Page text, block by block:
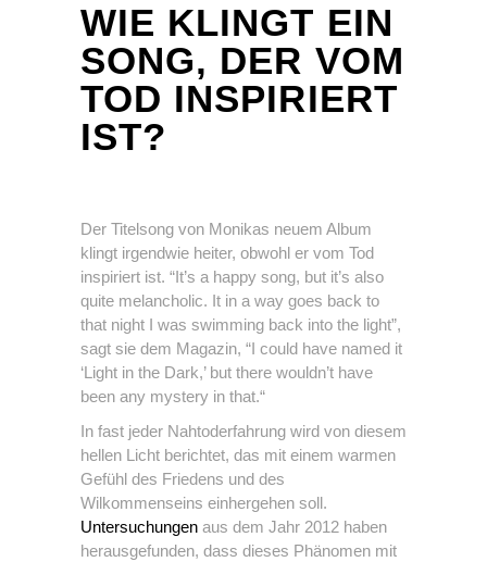
WIE KLINGT EIN
SONG, DER VOM
TOD INSPIRIERT
IST?
Der Titelsong von Monikas neuem Album
klingt irgendwie heiter, obwohl er vom Tod
inspiriert ist. “It’s a happy song, but it’s also
quite melancholic. It in a way goes back to
that night I was swimming back into the light”,
sagt sie dem Magazin, “I could have named it
‘Light in the Dark,’ but there wouldn’t have
been any mystery in that.“
In fast jeder Nahtoderfahrung wird von diesem
hellen Licht berichtet, das mit einem warmen
Gefühl des Friedens und des
Wilkommenseins einhergehen soll.
Untersuchungen aus dem Jahr 2012 haben
herausgefunden, dass dieses Phänomen mit